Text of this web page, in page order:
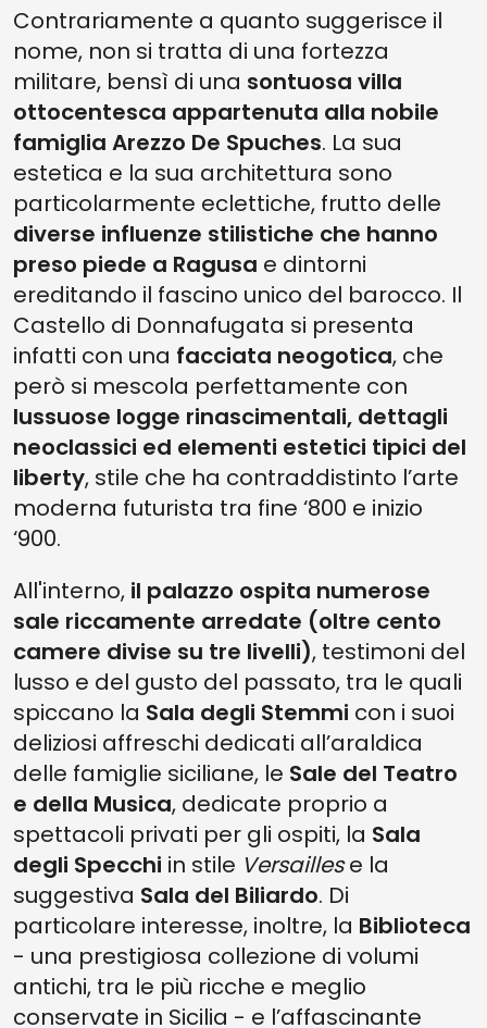
Contrariamente a quanto suggerisce il
nome, non si tratta di una fortezza
militare, bensì di una sontuosa villa
ottocentesca appartenuta alla nobile
famiglia Arezzo De Spuches. La sua
estetica e la sua architettura sono
particolarmente eclettiche, frutto delle
diverse influenze stilistiche che hanno
preso piede a Ragusa e dintorni
ereditando il fascino unico del barocco. Il
Castello di Donnafugata si presenta
infatti con una facciata neogotica, che
però si mescola perfettamente con
lussuose logge rinascimentali, dettagli
neoclassici ed elementi estetici tipici del
liberty, stile che ha contraddistinto l’arte
moderna futurista tra fine ‘800 e inizio
‘900.
All'interno, il palazzo ospita numerose
sale riccamente arredate (oltre cento
camere divise su tre livelli), testimoni del
lusso e del gusto del passato, tra le quali
spiccano la Sala degli Stemmi con i suoi
deliziosi affreschi dedicati all’araldica
delle famiglie siciliane, le Sale del Teatro
e della Musica, dedicate proprio a
spettacoli privati per gli ospiti, la Sala
degli Specchi in stile Versaillese la
suggestiva Sala del Biliardo. Di
particolare interesse, inoltre, la Biblioteca
- una prestigiosa collezione di volumi
antichi, tra le più ricche e meglio
conservate in Sicilia - e l’affascinante